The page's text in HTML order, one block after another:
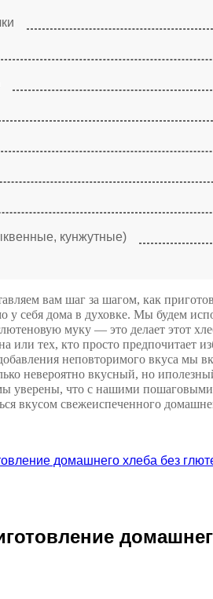
кунжутные)
вам шаг за шагом, как
у себя дома в духовке. Мы будем
муку — это делает этот
или тех, кто просто предпочитает
неповторимого вкуса мы
невероятно вкусный, но
уверены, что с нашими пошаговыми
вкусом свежеиспеченного
домашнего хлеба без